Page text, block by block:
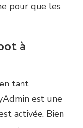
pour que les
à
tant
est une
activée. Bien